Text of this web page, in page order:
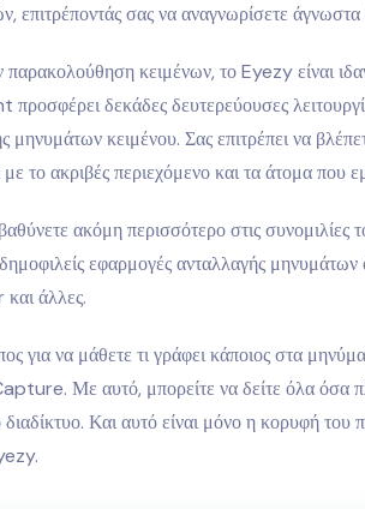
επιτρέποντάς σας να αναγνωρίσετε
κειμένων, το Eyezy είναι
δεκάδες δευτερεύουσες
κειμένου. Σας επιτρέπει να
με το ακριβές περιεχόμενο και τα άτομα που
ακόμη περισσότερο στις συνομιλίες
δημοφιλείς εφαρμογές ανταλλαγής
άλλες.
για να μάθετε τι γράφει κάποιος στα
Με αυτό, μπορείτε να δείτε όλα όσα
διαδίκτυο. Και αυτό είναι μόνο η κορυφή